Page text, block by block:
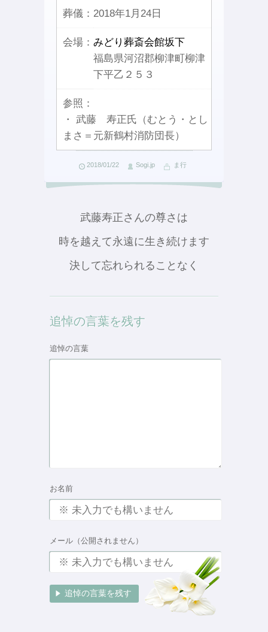
葬儀： 2018年1月24日
会場： みどり葬斎会館坂下
福島県河沼郡柳津町柳津
下平乙２５３
参照：
・ 武藤 寿正氏（むとう・とし
まさ＝元新鶴村消防団長）
2018/01/22 Sogi.jp ま行
武藤寿正さんの尊さは
時を越えて永遠に生き続けます
決して忘れられることなく
追悼の言葉を残す
追悼の言葉
お名前
メール（公開されません）